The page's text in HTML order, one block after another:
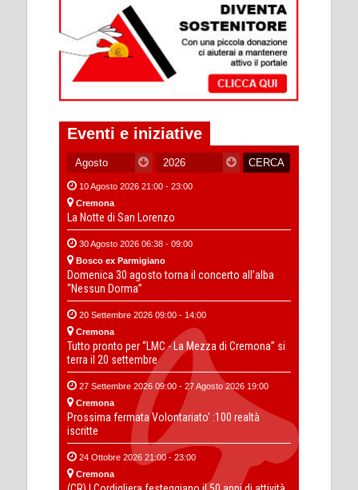
Eventi e iniziative
10 Agosto 2026 21:00 - 23:00
Cremona
La Notte di San Lorenzo
30 Agosto 2026 06:38 - 09:00
Bosco ex Parmigiano
Domenica 30 agosto torna il concerto all’alba
“Nessun Dorma”
20 Settembre 2026 09:00 - 14:00
Cremona
Tutto pronto per “LMC - La Mezza di Cremona” si
terra il 20 settembre
27 Settembre 2026 09:00 - 27 Agosto 2026 19:00
Cremona
Prossima fermata Volontariato' :100 realtà
iscritte
24 Ottobre 2026 21:00 - 23:00
Cremona